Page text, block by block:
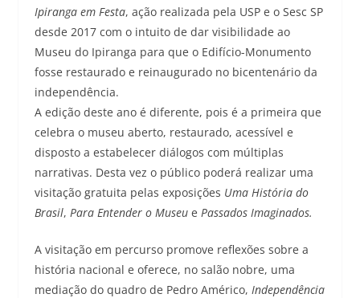
Ipiranga em Festa, ação realizada pela USP e o Sesc SP
desde 2017 com o intuito de dar visibilidade ao
Museu do Ipiranga para que o Edifício-Monumento
fosse restaurado e reinaugurado no bicentenário da
independência.
A edição deste ano é diferente, pois é a primeira que
celebra o museu aberto, restaurado, acessível e
disposto a estabelecer diálogos com múltiplas
narrativas. Desta vez o público poderá realizar uma
visitação gratuita pelas exposições Uma História do
Brasil, Para Entender o Museue Passados Imaginados.
A visitação em percurso promove reflexões sobre a
história nacional e oferece, no salão nobre, uma
mediação do quadro de Pedro Américo, Independência